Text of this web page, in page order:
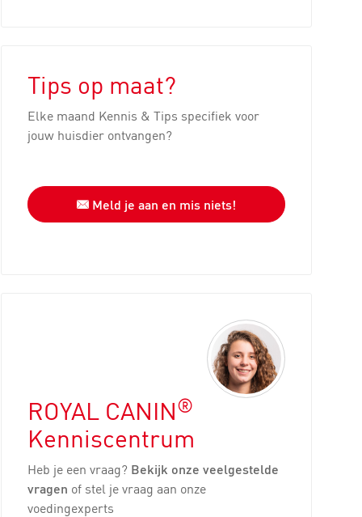
Tips op maat?
Elke maand Kennis & Tips specifiek voor
jouw huisdier ontvangen?
Meld je aan en mis niets!
ROYAL CANIN®
Kenniscentrum
Heb je een vraag? Bekijk onze veelgestelde
vragen of stel je vraag aan onze
voedingexperts